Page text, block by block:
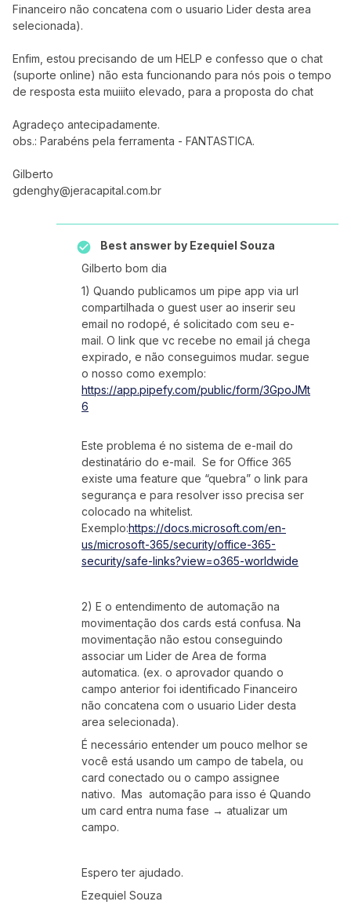
Financeiro não concatena com o usuario Lider desta area
selecionada).
Enfim, estou precisando de um HELP e confesso que o chat
(suporte online) não esta funcionando para nós pois o tempo
de resposta esta muiiito elevado, para a proposta do chat
Agradeço antecipadamente.
obs.: Parabéns pela ferramenta - FANTASTICA.
Gilberto
gdenghy@jeracapital.com.br
Best answer by Ezequiel Souza
Gilberto bom dia
1) Quando publicamos um pipe app via url
compartilhada o guest user ao inserir seu
email no rodopé, é solicitado com seu e-
mail. O link que vc recebe no email já chega
expirado, e não conseguimos mudar. segue
o nosso como exemplo:
https://app.pipefy.com/public/form/3GpoJMt
6
Este problema é no sistema de e-mail do
destinatário do e-mail. Se for Office 365
existe uma feature que “quebra” o link para
segurança e para resolver isso precisa ser
colocado na whitelist.
Exemplo:https://docs.microsoft.com/en-
us/microsoft-365/security/office-365-
security/safe-links?view=o365-worldwide
2) E o entendimento de automação na
movimentação dos cards está confusa. Na
movimentação não estou conseguindo
associar um Lider de Area de forma
automatica. (ex. o aprovador quando o
campo anterior foi identificado Financeiro
não concatena com o usuario Lider desta
area selecionada).
É necessário entender um pouco melhor se
você está usando um campo de tabela, ou
card conectado ou o campo assignee
nativo. Mas automação para isso é Quando
um card entra numa fase → atualizar um
campo.
Espero ter ajudado.
Ezequiel Souza